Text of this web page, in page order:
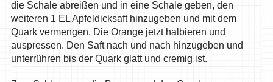
die Schale abreißen und in eine Schale geben, den
weiteren 1 EL Apfeldicksaft hinzugeben und mit dem
Quark vermengen. Die Orange jetzt halbieren und
auspressen. Den Saft nach und nach hinzugeben und
unterrühren bis der Quark glatt und cremig ist.